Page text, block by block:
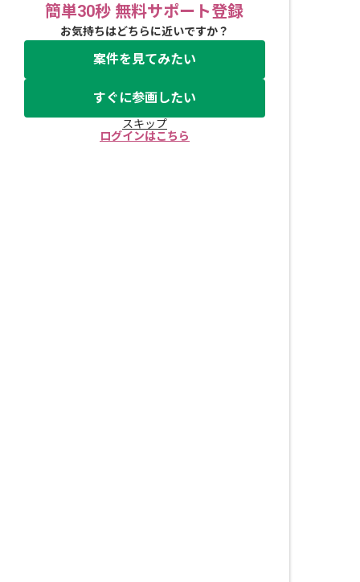
簡単30秒 無料サポート登録
お気持ちはどちらに近いですか？
案件を見てみたい
すぐに参画したい
スキップ
ログインはこちら